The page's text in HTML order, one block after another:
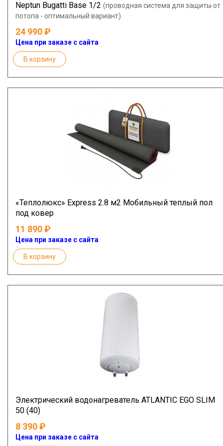
Neptun Bugatti Base 1/2 (проводная система для защиты от
потопа - оптимальный вариант)
24 990
Цена при заказе с сайта
В корзину
«Теплолюкс» Express 2.8 м2 Мобильный теплый пол
под ковер
11 890
Цена при заказе с сайта
В корзину
Электрический водонагреватель ATLANTIC EGO SLIM
50 (40)
8 390
Цена при заказе с сайта